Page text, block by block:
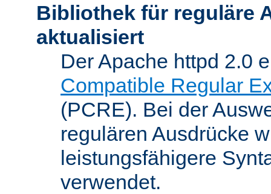
Bibliothek für reguläre
aktualisiert
Der Apache httpd 2.0
Compatible Regular
(PCRE). Bei der
regulären Ausdrücke
leistungsfähigere
verwendet.